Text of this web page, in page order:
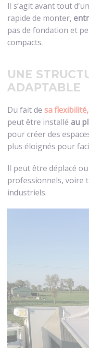
Il s’agit avant tout
rapide de monter,
pas de fondation et
compacts.
UNE
ADAPTABLE
Du fait de sa flexibilité,
peut être installé au
pour créer des
plus éloignés pour
Il peut être déplacé
professionnels, voire
industriels.